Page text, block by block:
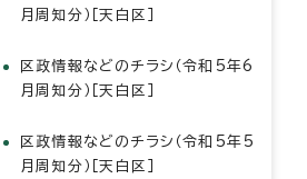
月周知分）［天白区］
区政情報などのチラシ（令和5年6
月周知分）［天白区］
区政情報などのチラシ（令和5年5
月周知分）［天白区］